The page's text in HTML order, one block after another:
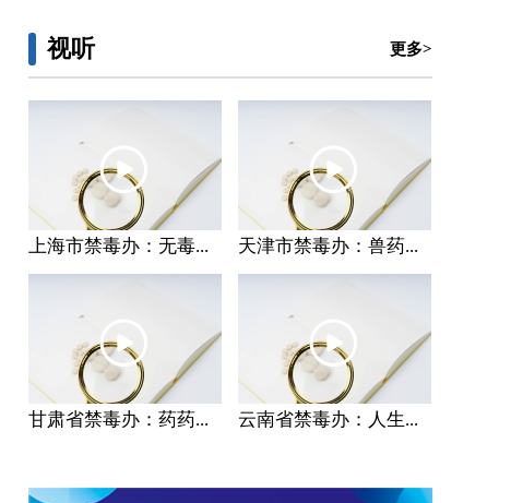
视听 更多>
上海市禁毒办：无毒... 天津市禁毒办：兽药...
甘肃省禁毒办：药药... 云南省禁毒办：人生...